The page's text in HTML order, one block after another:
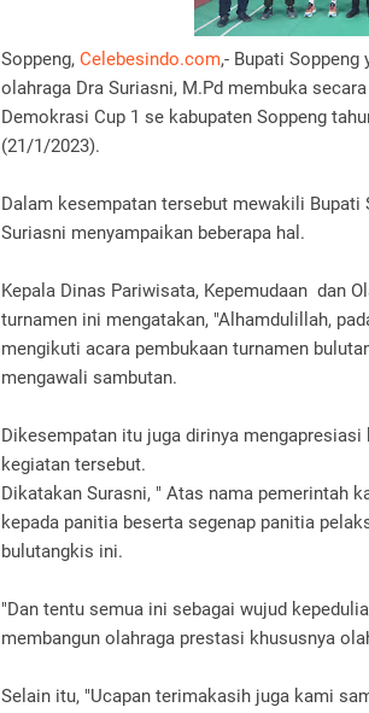
Soppeng, Celebesindo.com,- Bupati
olahraga Dra Suriasni, M.Pd membuka
Demokrasi Cup 1 se kabupaten Soppeng
(21/1/2023).
Dalam kesempatan tersebut mewakili Bupati
Suriasni menyampaikan beberapa hal.
Kepala Dinas Pariwisata, Kepemudaan dan
turnamen ini mengatakan, "Alhamdulillah,
mengikuti acara pembukaan turnamen
mengawali sambutan.
Dikesempatan itu juga dirinya
kegiatan tersebut.
Dikatakan Surasni, " Atas nama pemerintah
kepada panitia beserta segenap panitia
bulutangkis ini.
"Dan tentu semua ini sebagai wujud
membangun olahraga prestasi khususnya
Selain itu, "Ucapan terimakasih juga kami